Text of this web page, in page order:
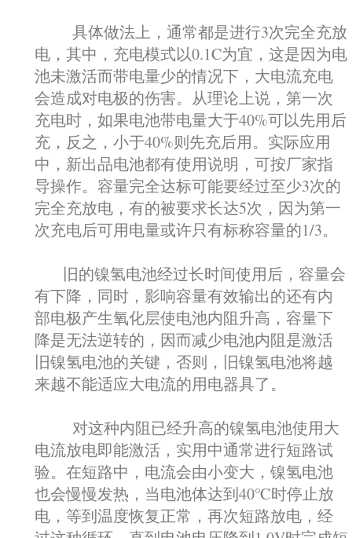
具体做法上，通常都是进行3次完全充放
电，其中，充电模式以0.1C为宜，这是因为电
池未激活而带电量少的情况下，大电流充电
会造成对电极的伤害。从理论上说，第一次
充电时，如果电池带电量大于40%可以先用后
充，反之，小于40%则先充后用。实际应用
中，新出品电池都有使用说明，可按厂家指
导操作。容量完全达标可能要经过至少3次的
完全充放电，有的被要求长达5次，因为第一
次充电后可用电量或许只有标称容量的1/3。
旧的镍氢电池经过长时间使用后，容量会
有下降，同时，影响容量有效输出的还有内
部电极产生氧化层使电池内阻升高，容量下
降是无法逆转的，因而减少电池内阻是激活
旧镍氢电池的关键，否则，旧镍氢电池将越
来越不能适应大电流的用电器具了。
对这种内阻已经升高的镍氢电池使用大
电流放电即能激活，实用中通常进行短路试
验。在短路中，电流会由小变大，镍氢电池
也会慢慢发热，当电池体达到40℃时停止放
电，等到温度恢复正常，再次短路放电，经